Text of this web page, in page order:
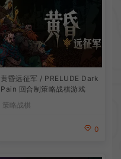
黄昏远征军 / PRELUDE Dark
Pain 回合制策略战棋游戏
策略战棋
0